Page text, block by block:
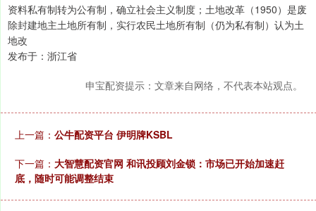
资料私有制转为公有制，确立社会主义制度；土地改革（1950）是废
除封建地主土地所有制，实行农民土地所有制（仍为私有制）认为土
地改
发布于：浙江省
申宝配资提示：文章来自网络，不代表本站观点。
上一篇： 公牛配资平台 伊明牌KSBL
下一篇： 大智慧配资官网 和讯投顾刘金锁：市场已开始加速赶
底，随时可能调整结束